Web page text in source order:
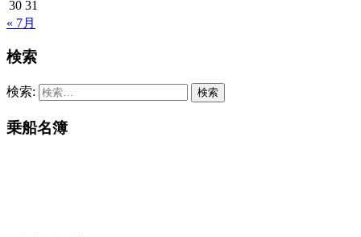
30 31
« 7月
検索
検索:
乗船名簿